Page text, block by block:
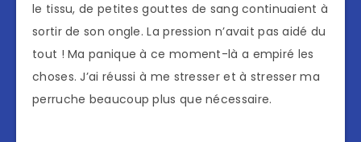
le tissu, de petites gouttes de sang continuaient à
sortir de son ongle. La pression n’avait pas aidé du
tout ! Ma panique à ce moment-là a empiré les
choses. J’ai réussi à me stresser et à stresser ma
perruche beaucoup plus que nécessaire.